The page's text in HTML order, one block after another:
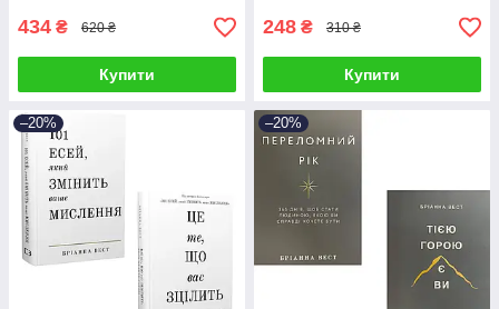
434 ₴ 620 ₴
Купити
248 ₴ 310 ₴
Купити
–20% –20%